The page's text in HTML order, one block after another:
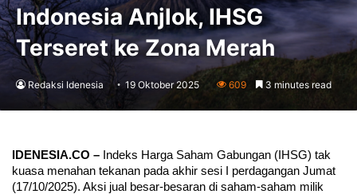
Indonesia Anjlok, IHSG
Terseret ke Zona Merah
Redaksi Idenesia 19 Oktober 2025 609 3 minutes read
IDENESIA.CO – Indeks Harga Saham Gabungan (IHSG) tak
kuasa menahan tekanan pada akhir sesi I perdagangan Jumat
(17/10/2025). Aksi jual besar-besaran di saham-saham milik